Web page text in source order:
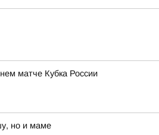
матче Кубка России
но и маме